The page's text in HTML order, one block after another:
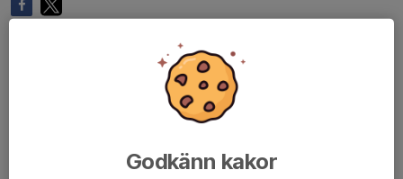
Godkänn kakor